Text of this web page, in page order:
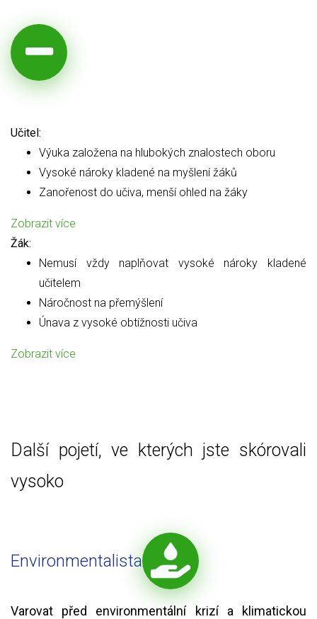
Učitel:
Výuka založena na hlubokých znalostech oboru
Vysoké nároky kladené na myšlení žáků
Zanořenost do učiva, menší ohled na žáky
Zobrazit více
Žák:
Nemusí vždy naplňovat vysoké nároky kladené
učitelem
Náročnost na přemýšlení
Únava z vysoké obtížnosti učiva
Zobrazit více
Další pojetí, ve kterých jste skórovali
vysoko
Environmentalista
Varovat před environmentální krizí a klimatickou